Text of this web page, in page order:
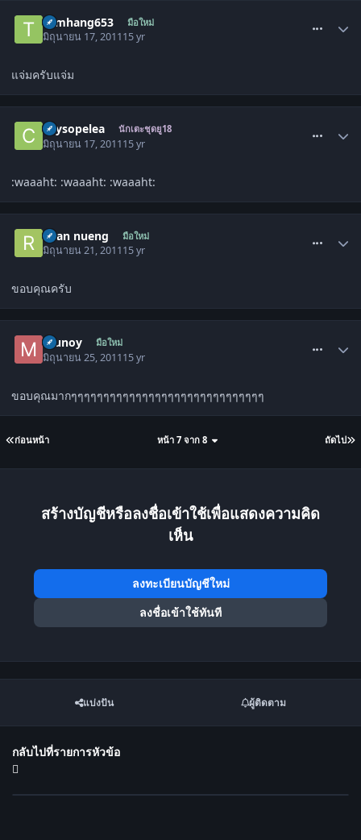
tomhang653 มือใหม่
มิถุนายน 17, 201115 yr
แจ่มครับแจ่ม
chysopelea นักเตะชุดยู18
มิถุนายน 17, 201115 yr
:waaaht: :waaaht: :waaaht:
Ryan nueng มือใหม่
มิถุนายน 21, 201115 yr
ขอบคุณครับ
munoy มือใหม่
มิถุนายน 25, 201115 yr
ขอบคุณมากๆๆๆๆๆๆๆๆๆๆๆๆๆๆๆๆๆๆๆๆๆๆๆๆๆๆๆๆๆๆ
ก่อนหน้า ถัดไป
หน้า 7 จาก 8
สร้างบัญชีหรือลงชื่อเข้าใช้เพื่อแสดงความคิด
เห็น
ลงทะเบียนบัญชีใหม่
ลงชื่อเข้าใช้ทันที
แบ่งปัน ผู้ติดตาม
กลับไปที่รายการหัวข้อ